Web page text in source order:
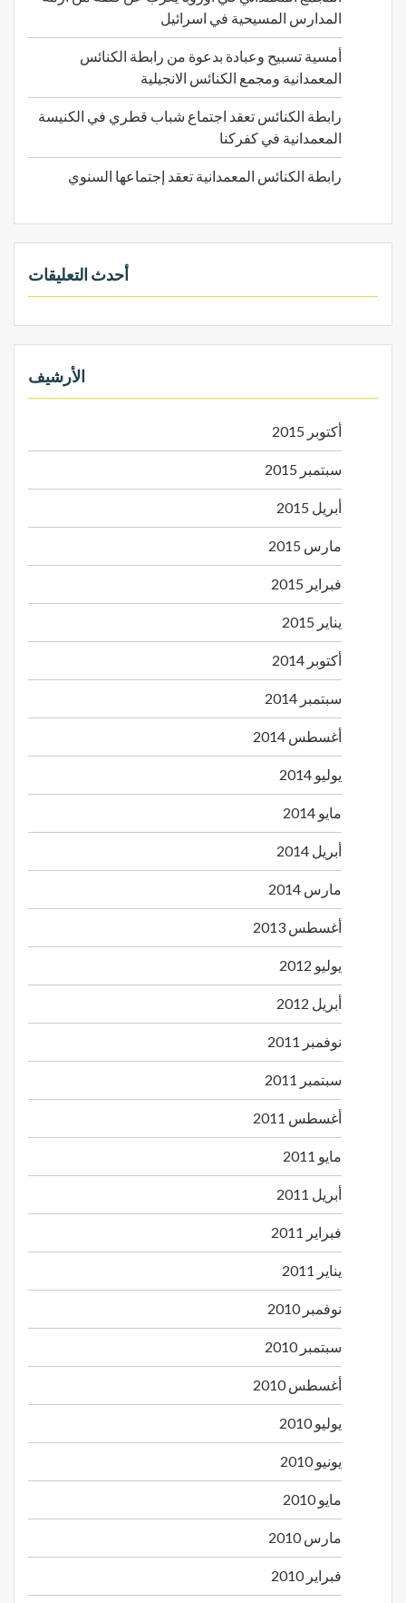
المدارس المسيحية في اسرائيل
أمسية تسبيح وعبادة بدعوة من رابطة الكنائس
المعمدانية ومجمع الكنائس الانجيلية
رابطة الكنائس تعقد اجتماع شباب قطري في الكنيسة
المعمدانية في كفركنا
رابطة الكنائس المعمدانية تعقد إجتماعها السنوي
أحدث التعليقات
الأرشيف
أكتوبر 2015
سبتمبر 2015
أبريل 2015
مارس 2015
فبراير 2015
يناير 2015
أكتوبر 2014
سبتمبر 2014
أغسطس 2014
يوليو 2014
مايو 2014
أبريل 2014
مارس 2014
أغسطس 2013
يوليو 2012
أبريل 2012
نوفمبر 2011
سبتمبر 2011
أغسطس 2011
مايو 2011
أبريل 2011
فبراير 2011
يناير 2011
نوفمبر 2010
سبتمبر 2010
أغسطس 2010
يوليو 2010
يونيو 2010
مايو 2010
مارس 2010
فبراير 2010